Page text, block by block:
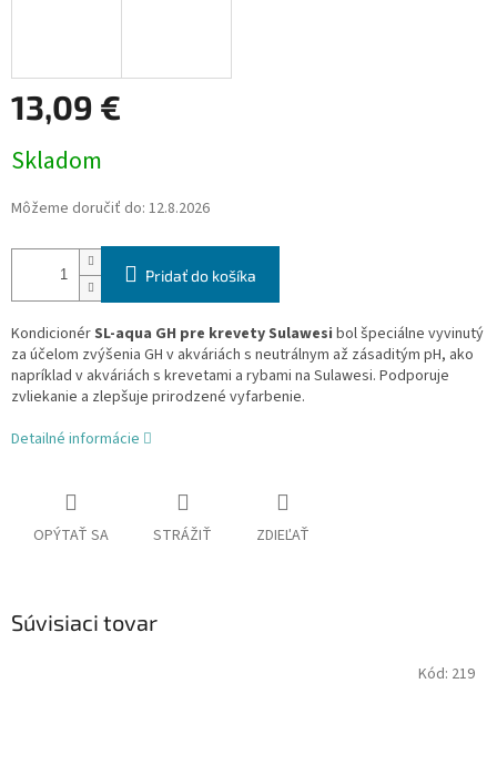
13,09 €
cena:
Skladom
Môžeme doručiť do: 12.8.2026
Pridať do košíka
KondicionérSL-aqua GH pre krevety Sulawesi bol špeciálne vyvinutý
za účelom zvýšenia GH v akváriách s neutrálnym až zásaditým pH, ako
napríklad v akváriách s krevetami a rybami na Sulawesi. Podporuje
zvliekanie a zlepšuje prirodzené vyfarbenie.
Detailné informácie
OPÝTAŤ SA STRÁŽIŤ ZDIEĽAŤ
Súvisiaci tovar
Kód: 219